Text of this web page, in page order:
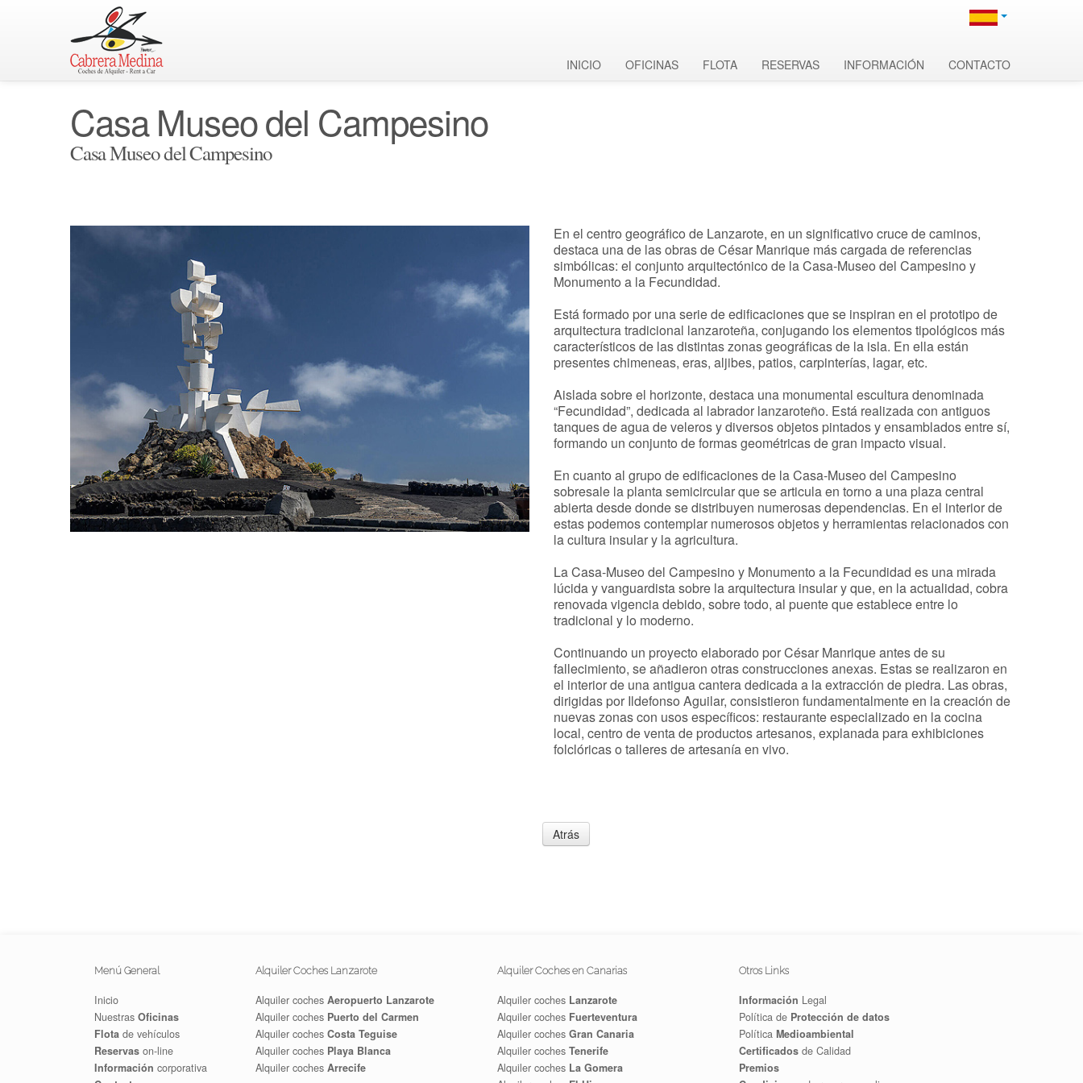
INICIO OFICINAS FLOTA RESERVAS INFORMACIÓN CONTACTO
Casa Museo del Campesino
Casa Museo del Campesino
En el centro geográfico de Lanzarote, en un significativo cruce de caminos,
destaca una de las obras de César Manrique más cargada de referencias
simbólicas: el conjunto arquitectónico de la Casa-Museo del Campesino y
Monumento a la Fecundidad.
Está formado por una serie de edificaciones que se inspiran en el prototipo de
arquitectura tradicional lanzaroteña, conjugando los elementos tipológicos más
característicos de las distintas zonas geográficas de la isla. En ella están
presentes chimeneas, eras, aljibes, patios, carpinterías, lagar, etc.
Aislada sobre el horizonte, destaca una monumental escultura denominada
“Fecundidad”, dedicada al labrador lanzaroteño. Está realizada con antiguos
tanques de agua de veleros y diversos objetos pintados y ensamblados entre sí,
formando un conjunto de formas geométricas de gran impacto visual.
En cuanto al grupo de edificaciones de la Casa-Museo del Campesino
sobresale la planta semicircular que se articula en torno a una plaza central
abierta desde donde se distribuyen numerosas dependencias. En el interior de
estas podemos contemplar numerosos objetos y herramientas relacionados con
la cultura insular y la agricultura.
La Casa-Museo del Campesino y Monumento a la Fecundidad es una mirada
lúcida y vanguardista sobre la arquitectura insular y que, en la actualidad, cobra
renovada vigencia debido, sobre todo, al puente que establece entre lo
tradicional y lo moderno.
Continuando un proyecto elaborado por César Manrique antes de su
fallecimiento, se añadieron otras construcciones anexas. Estas se realizaron en
el interior de una antigua cantera dedicada a la extracción de piedra. Las obras,
dirigidas por Ildefonso Aguilar, consistieron fundamentalmente en la creación de
nuevas zonas con usos específicos: restaurante especializado en la cocina
local, centro de venta de productos artesanos, explanada para exhibiciones
folclóricas o talleres de artesanía en vivo.
Atrás
Menú General
Inicio
Nuestras Oficinas
Flota de vehículos
Reservas on-line
Información corporativa
Alquiler Coches Lanzarote
Alquiler coches Aeropuerto Lanzarote
Alquiler coches Puerto del Carmen
Alquiler coches Costa Teguise
Alquiler coches Playa Blanca
Alquiler coches Arrecife
Alquiler Coches en Canarias
Alquiler coches Lanzarote
Alquiler coches Fuerteventura
Alquiler coches Gran Canaria
Alquiler coches Tenerife
Alquiler coches La Gomera
Otros Links
Información Legal
Política de Protección de datos
Política Medioambiental
Certificados de Calidad
Premios